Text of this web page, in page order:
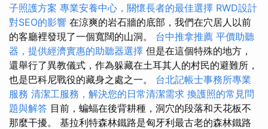
子照護方案 專業安養中心，關懷長者的最佳選擇 RWD設計
對SEO的影響 在涼爽的岩石牆的底部，我們在穴居人以前
的客廳裡發現了一個寬闊的山洞。 台中推拿推薦 平價助聽
器，提供經濟實惠的助聽器選擇 但是在這個特殊的地方，
還舉行了異教儀式，作為躲藏在土耳其人的村民的避難所，
也是巴科尼戰役的藏身之處之一。 台北記帳士事務所專業
服務 清潔工服務，解決您的日常清潔需求 換護照的常見問
題與解答 目前，蝙蝠在後背耕種，洞穴的段落和天花板不
那麼干擾。 基拉利特森林鐵路是匈牙利最古老的森林鐵路